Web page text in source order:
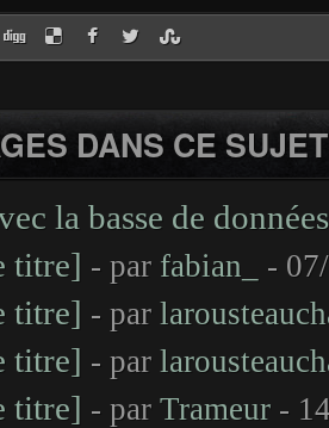
DANS CE SUJET
la basse de données
titre] - par fabian_ -
titre] - par
titre] - par
titre] - par Trameur -